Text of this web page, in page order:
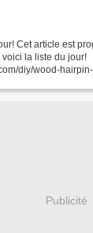
Cet article est
la liste du jour!
diy/wood-
Publicité